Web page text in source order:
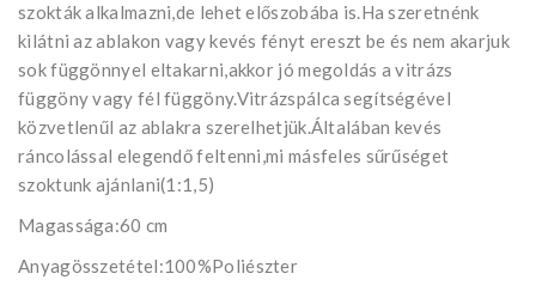
szokták alkalmazni,de lehet előszobába is.Ha szeretnénk
kilátni az ablakon vagy kevés fényt ereszt be és nem akarjuk
sok függönnyel eltakarni,akkor jó megoldás a vitrázs
függöny vagy fél függöny.Vitrázspálca segítségével
közvetlenűl az ablakra szerelhetjük.Általában kevés
ráncolással elegendő feltenni,mi másfeles sűrűséget
szoktunk ajánlani(1:1,5)
Magassága:60 cm
Anyagösszetétel:100%Poliészter